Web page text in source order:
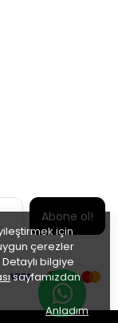
için
çerezler
bilgiye
sayfamızdan
Anladım
Abone ol!